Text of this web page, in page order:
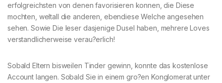
erfolgreichsten von denen favorisieren konnen, die Diese
mochten, weltall die anderen, ebendiese Welche angesehen
sehen. Sowie Die leser dasjenige Dusel haben, mehrere Loves
verstandlicherweise verau?erlich!
Sobald Eltern bisweilen Tinder gewinn, konnte das kostenlose
Account langen. Sobald Sie in einem gro?en Konglomerat unter